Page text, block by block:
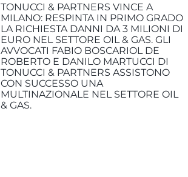
TONUCCI & PARTNERS VINCE A
MILANO: RESPINTA IN PRIMO GRADO
LA RICHIESTA DANNI DA 3 MILIONI DI
EURO NEL SETTORE OIL & GAS. GLI
AVVOCATI FABIO BOSCARIOL DE
ROBERTO E DANILO MARTUCCI DI
TONUCCI & PARTNERS ASSISTONO
CON SUCCESSO UNA
MULTINAZIONALE NEL SETTORE OIL
& GAS.